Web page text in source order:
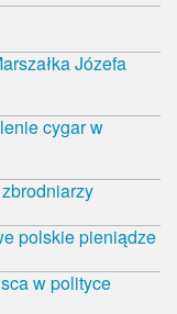
Józefa
cygar w
polskie pieniądze
w polityce